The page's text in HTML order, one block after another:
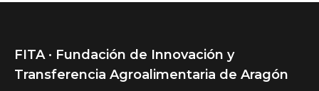
FITA · Fundación de Innovación y
Transferencia Agroalimentaria de Aragón